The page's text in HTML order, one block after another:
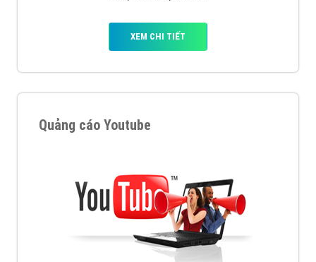
XEM CHI TIẾT
Quảng cáo Youtube